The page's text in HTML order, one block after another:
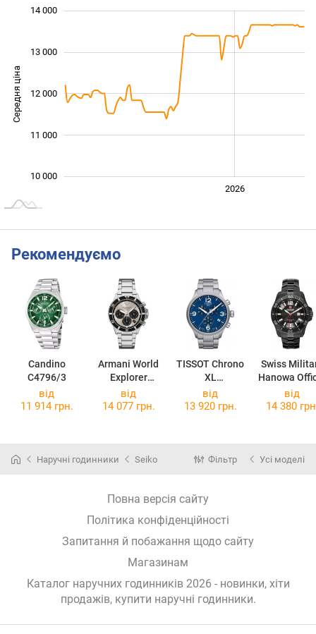
Середня ціна 10 000
10 000
11 000
12 000
13 000
14 000
2026
Рекомендуємо
Candino
C4796/3
Armani World
Explorer
AR11722
TISSOT Chrono
XL
T116.617.11.0
47.00
Swiss
Hanowa
06-
від
11 914 грн.
від
14 077 грн.
від
13 920 грн.
від
14 380
Наручні годинники Seiko Фільтр Усі моделі
Повна версія сайту
Політика конфіденційності
Запитання й побажання щодо сайту
Магазинам
Каталог наручних годинників 2026 - новинки, хіти
продажів, купити наручні годинники.